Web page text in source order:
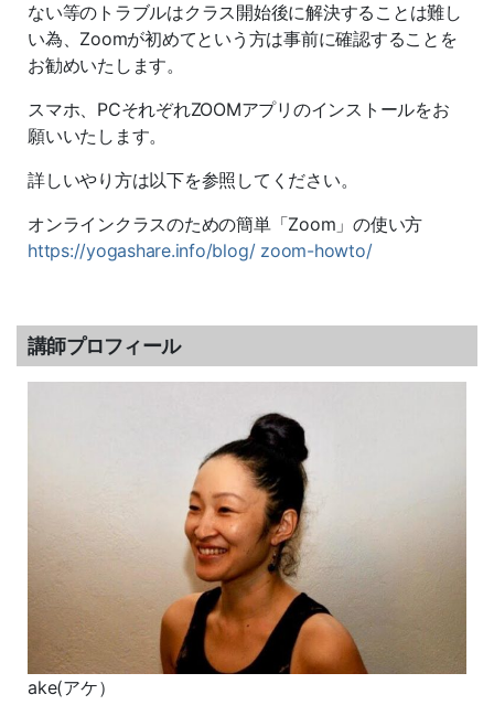
ない等のトラブルはクラス開始後に解決することは難し
い為、Zoomが初めてという方は事前に確認することを
お勧めいたします。
スマホ、PCそれぞれZOOMアプリのインストールをお
願いいたします。
詳しいやり方は以下を参照してください。
オンラインクラスのための簡単「Zoom」の使い方
https://yogashare.info/blog/ zoom-howto/
講師プロフィール
ake(アケ）